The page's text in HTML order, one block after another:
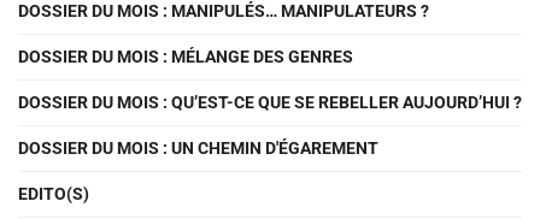
DOSSIER DU MOIS : MANIPULÉS… MANIPULATEURS ?
DOSSIER DU MOIS : MÉLANGE DES GENRES
DOSSIER DU MOIS : QU’EST-CE QUE SE REBELLER AUJOURD’HUI ?
DOSSIER DU MOIS : UN CHEMIN D'ÉGAREMENT
EDITO(S)